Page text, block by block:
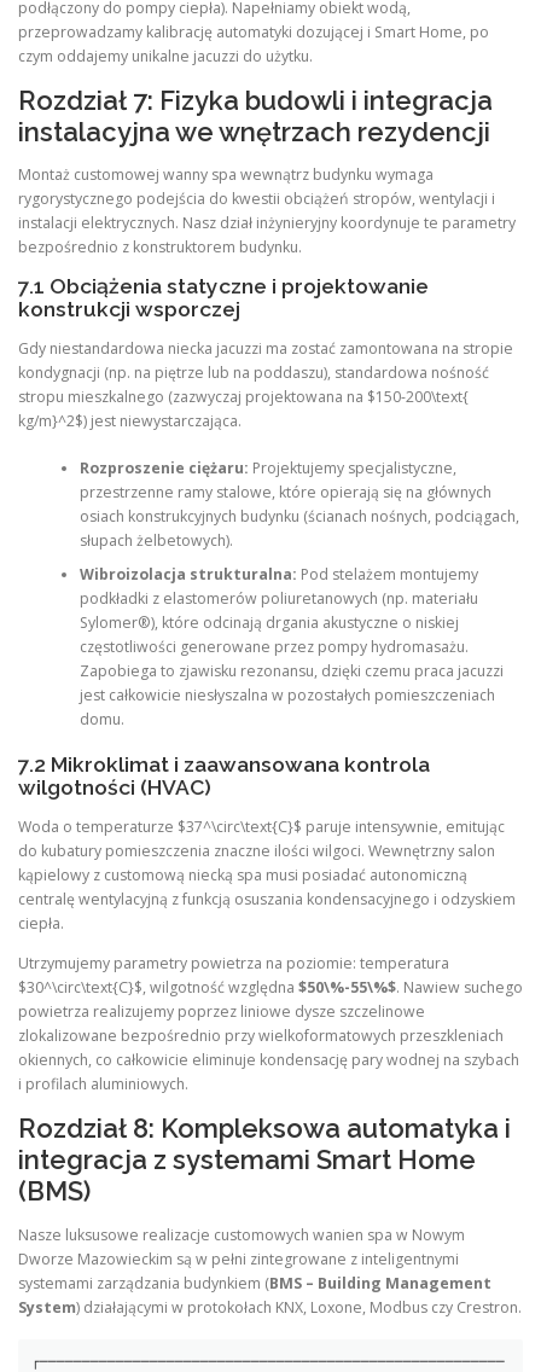
podłączony do pompy ciepła). Napełniamy obiekt wodą,
przeprowadzamy kalibrację automatyki dozującej i Smart Home, po
czym oddajemy unikalne jacuzzi do użytku.
Rozdział 7: Fizyka budowli i integracja
instalacyjna we wnętrzach rezydencji
Montaż customowej wanny spa wewnątrz budynku wymaga
rygorystycznego podejścia do kwestii obciążeń stropów, wentylacji i
instalacji elektrycznych. Nasz dział inżynieryjny koordynuje te parametry
bezpośrednio z konstruktorem budynku.
7.1 Obciążenia statyczne i projektowanie
konstrukcji wsporczej
Gdy niestandardowa niecka jacuzzi ma zostać zamontowana na stropie
kondygnacji (np. na piętrze lub na poddaszu), standardowa nośność
stropu mieszkalnego (zazwyczaj projektowana na $150-200\text{
kg/m}^2$) jest niewystarczająca.
Rozproszenie ciężaru: Projektujemy specjalistyczne,
przestrzenne ramy stalowe, które opierają się na głównych
osiach konstrukcyjnych budynku (ścianach nośnych, podciągach,
słupach żelbetowych).
Wibroizolacja strukturalna: Pod stelażem montujemy
podkładki z elastomerów poliuretanowych (np. materiału
Sylomer®), które odcinają drgania akustyczne o niskiej
częstotliwości generowane przez pompy hydromasażu.
Zapobiega to zjawisku rezonansu, dzięki czemu praca jacuzzi
jest całkowicie niesłyszalna w pozostałych pomieszczeniach
domu.
7.2 Mikroklimat i zaawansowana kontrola
wilgotności (HVAC)
Woda o temperaturze $37^\circ\text{C}$ paruje intensywnie, emitując
do kubatury pomieszczenia znaczne ilości wilgoci. Wewnętrzny salon
kąpielowy z customową niecką spa musi posiadać autonomiczną
centralę wentylacyjną z funkcją osuszania kondensacyjnego i odzyskiem
ciepła.
Utrzymujemy parametry powietrza na poziomie: temperatura
$30^\circ\text{C}$, wilgotność względna $50\%-55\%$. Nawiew suchego
powietrza realizujemy poprzez liniowe dysze szczelinowe
zlokalizowane bezpośrednio przy wielkoformatowych przeszkleniach
okiennych, co całkowicie eliminuje kondensację pary wodnej na szybach
i profilach aluminiowych.
Rozdział 8: Kompleksowa automatyka i
integracja z systemami Smart Home
(BMS)
Nasze luksusowe realizacje customowych wanien spa w Nowym
Dworze Mazowieckim są w pełni zintegrowane z inteligentnymi
systemami zarządzania budynkiem (BMS – Building Management
System) działającymi w protokołach KNX, Loxone, Modbus czy Crestron.
┌───────────────────────────────────────────────────────